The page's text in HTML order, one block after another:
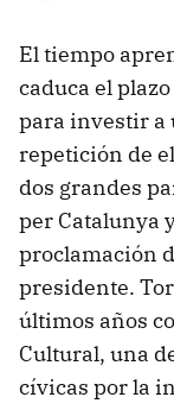
El tiempo
caduca el
para investir a
repetición de
dos grandes
per Catalunya
proclamación
presidente.
últimos años
Cultural, una
cívicas por la